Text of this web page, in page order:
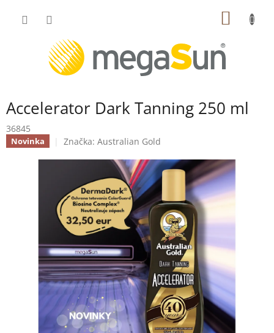
Accelerator Dark Tanning 250 ml
36845
Novinka Značka: Australian Gold